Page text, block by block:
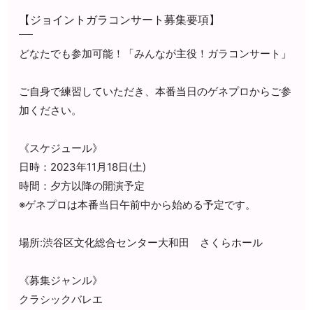
【ジョイントガラコンサート募集要項】
どなたでも参加可能！ 「みんなが主役！ガラコンサート」
ご自身で練習していただき、本番当日のゲネプロからご参
加ください。
《スケジュール》
日時：2023年11月18日(土)
時間：夕方以降の開演予定
※ゲネプロは本番当日午前中から始める予定です。
場所:渋谷区文化総合センター大和田 さくらホール
《募集ジャンル》
クラシックバレエ